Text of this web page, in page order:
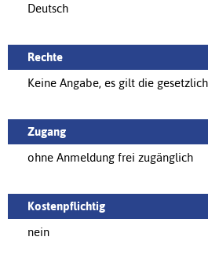
Deutsch
Rechte
Keine Angabe, es gilt die
Zugang
ohne Anmeldung frei zugänglich
Kostenpflichtig
nein